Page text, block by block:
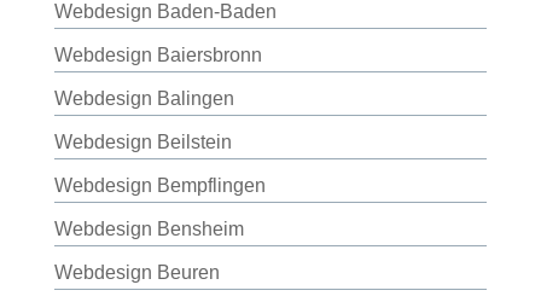
Webdesign Baden-Baden
Webdesign Baiersbronn
Webdesign Balingen
Webdesign Beilstein
Webdesign Bempflingen
Webdesign Bensheim
Webdesign Beuren